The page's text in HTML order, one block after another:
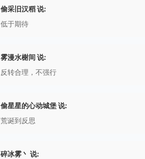
偷采旧汉稻 说:
低于期待
雾漫水榭间 说:
反转合理，不强行
偷星星的心动城堡 说:
荒诞到反思
碎冰雾丶 说: